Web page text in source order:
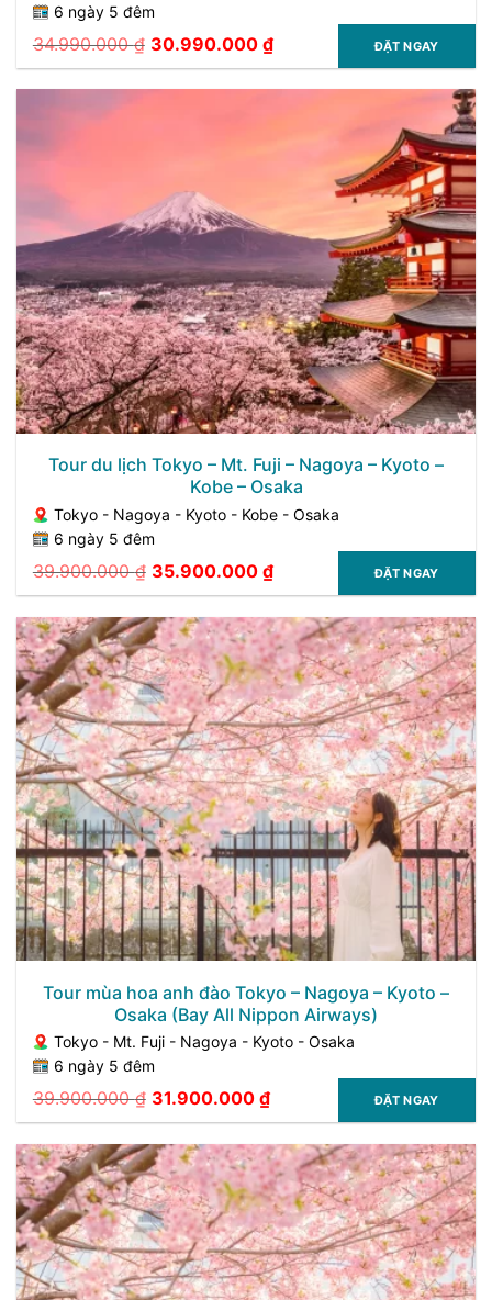
6 ngày 5 đêm
34.990.000₫ Giá
gốc
là:
30.990.000 ₫
Giá
hiện
tại
ĐẶT NGAY
Tour du lịch Tokyo – Mt. Fuji – Nagoya – Kyoto –
Kobe – Osaka
Tokyo - Nagoya - Kyoto - Kobe - Osaka
6 ngày 5 đêm
39.900.000₫ Giá
gốc
là:
39.900.000 ₫.
35.900.000 ₫
Giá
hiện
tại
là:
35.900.000 ₫.
ĐẶT NGAY
Tour mùa hoa anh đào Tokyo – Nagoya – Kyoto –
Osaka (Bay All Nippon Airways)
Tokyo - Mt. Fuji - Nagoya - Kyoto - Osaka
6 ngày 5 đêm
39.900.000₫ Giá
gốc
là:
39.900.000 ₫.
31.900.000 ₫
Giá
hiện
tại
là:
31.900.000 ₫.
ĐẶT NGAY